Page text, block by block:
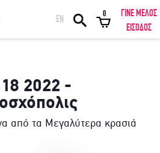
EN
0
ΓΙΝΕ ΜΕΛΟΣ
ΕΙΣΟΔΟΣ
2022 -
από τα Μεγαλύτερα κρασιά